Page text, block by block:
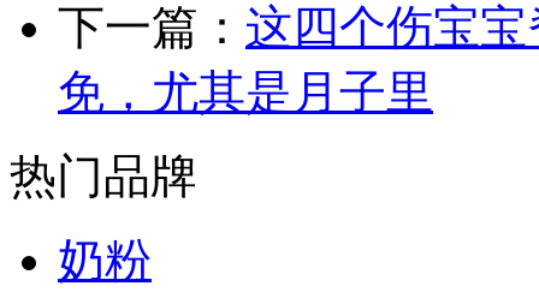
下一篇： 这四个伤宝
免，尤其是月子里
热门品牌
奶粉